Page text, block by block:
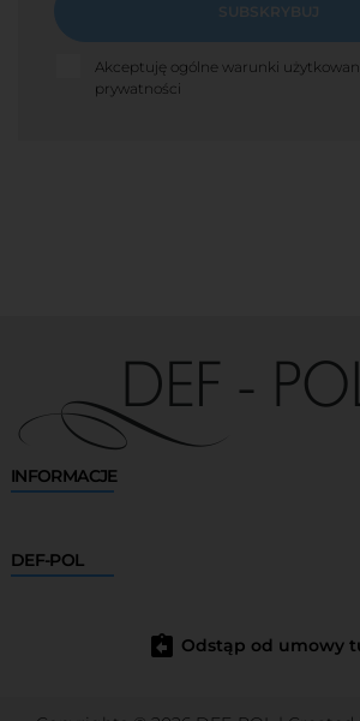
SUBSKRYBUJ
Akceptuję ogólne warunki
prywatności
INFORMACJE
DEF-POL
assignment_return Odstąp od umowy